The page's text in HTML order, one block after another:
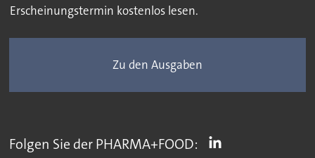
Erscheinungstermin kostenlos lesen.
Zu den Ausgaben
Folgen Sie der PHARMA+FOOD: